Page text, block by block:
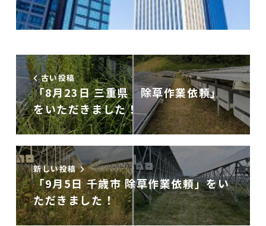
古い投稿
「8月23日 三重県 除草作業依頼」
をいただきました！
新しい投稿
「9月5日 千歳市 除草作業依頼」をい
ただきました！